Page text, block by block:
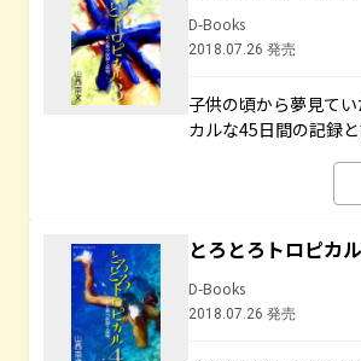
D-Books
2018.07.26 発売
子供の頃から夢見て
カルな45日間の記録と
とろとろトロピ
D-Books
2018.07.26 発売